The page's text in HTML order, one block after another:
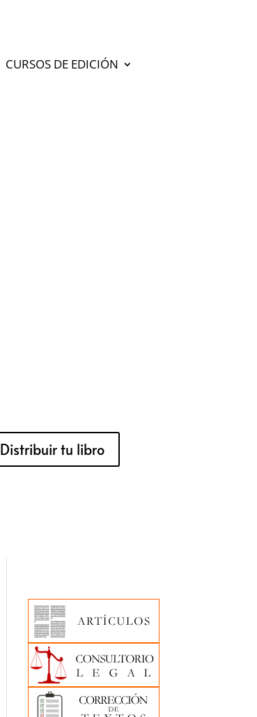
CURSOS DE EDICIÓN
Distribuir tu libro